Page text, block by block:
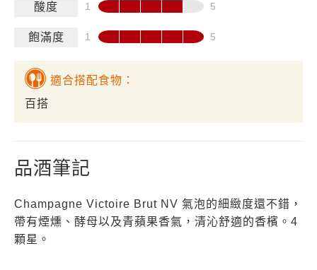
酸度
飽滿度
適合搭配食物：
百搭
品酒筆記
Champagne Victoire Brut NV 氣泡的細緻度還不錯，
帶有煙燻、酵母以及青蘋果香氣，清沁舒適的香檳。4
顆星。